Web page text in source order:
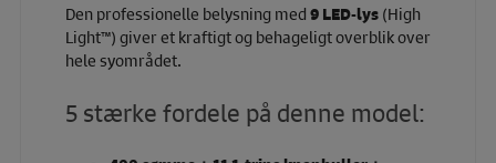
Den professionelle belysning med 9 LED-lys(High
Light™) giver et kraftigt og behageligt overblik over
hele syområdet.
5 stærke fordele på denne model: